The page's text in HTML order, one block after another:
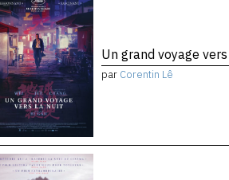
Un grand voyage
par Corentin Lê